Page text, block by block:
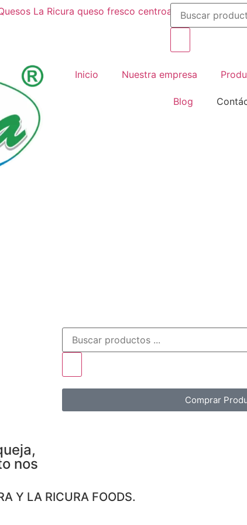
Inicio Nuestra empresa
Blog
Comprar
nos
Y LA RICURA FOODS.